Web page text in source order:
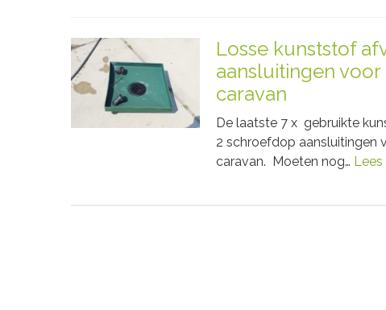
Losse kunststof
aansluitingen
caravan
De laatste 7 x gebruikte
2 schroefdop aansluitingen
caravan. Moeten nog…